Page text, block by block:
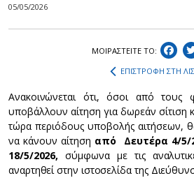
05/05/2026
ΜΟΙΡΑΣΤEIΤΕ ΤΟ:
ΕΠΙΣΤΡΟΦΗ ΣΤΗ
Ανακοινώνεται ότι, όσοι από τους
υποβάλλουν αίτηση για δωρεάν σίτιση
τώρα περιόδους υποβολής αιτήσεων,
να κάνουν αίτηση από Δευτέρα 4/5/
18/5/2026,σύμφωνα με τις
αναρτηθεί στην ιστοσελίδα της